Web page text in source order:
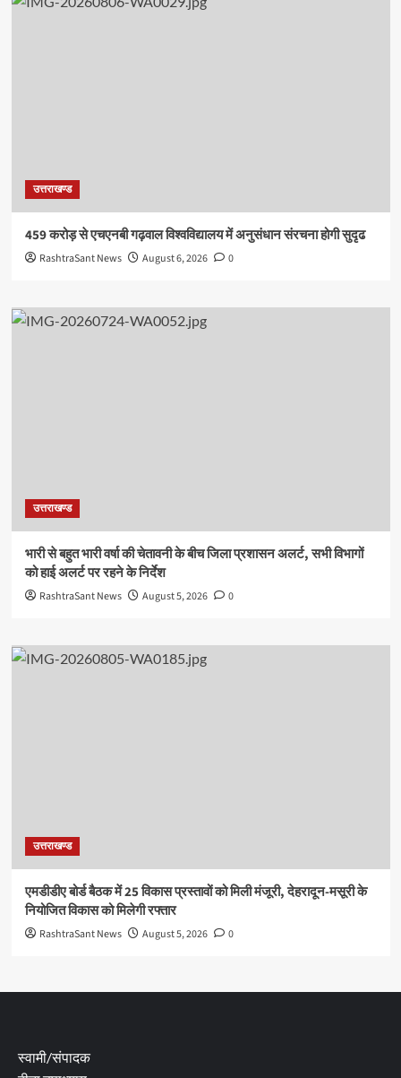
उत्तराखण्ड
459 करोड़ से एचएनबी गढ़वाल विश्वविद्यालय में अनुसंधान संरचना होगी सुदृढ
RashtraSant News August 6, 2026 0
उत्तराखण्ड
भारी से बहुत भारी वर्षा की चेतावनी के बीच जिला प्रशासन अलर्ट, सभी विभागों
को हाई अलर्ट पर रहने के निर्देश
RashtraSant News August 5, 2026 0
उत्तराखण्ड
एमडीडीए बोर्ड बैठक में 25 विकास प्रस्तावों को मिली मंजूरी, देहरादून-मसूरी के
नियोजित विकास को मिलेगी रफ्तार
RashtraSant News August 5, 2026 0
स्वामी/संपादक